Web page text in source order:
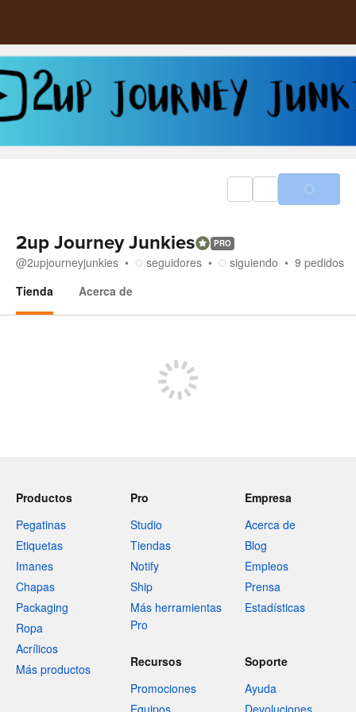
2up Journey Junkies PRO
@2upjourneyjunkies seguidores siguiendo 9 pedidos
Tienda
Acerca de
Productos
Pegatinas
Etiquetas
Imanes
Chapas
Packaging
Ropa
Acrílicos
Más productos
Pro
Studio
Tiendas
Notify
Ship
Más herramientas
Pro
Empresa
Acerca de
Blog
Empleos
Prensa
Estadísticas
Recursos
Promociones
Equipos
Soporte
Ayuda
Devoluciones